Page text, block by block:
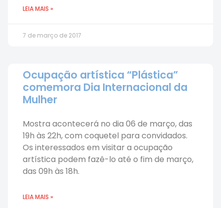
LEIA MAIS »
7 de março de 2017
Ocupação artística “Plástica”
comemora Dia Internacional da
Mulher
Mostra acontecerá no dia 06 de março, das
19h às 22h, com coquetel para convidados.
Os interessados em visitar a ocupação
artística podem fazê-lo até o fim de março,
das 09h às 18h.
LEIA MAIS »